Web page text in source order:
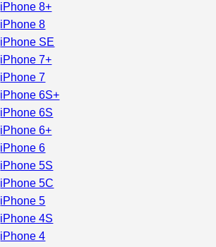
iPhone 8+
iPhone 8
iPhone SE
iPhone 7+
iPhone 7
iPhone 6S+
iPhone 6S
iPhone 6+
iPhone 6
iPhone 5S
iPhone 5C
iPhone 5
iPhone 4S
iPhone 4